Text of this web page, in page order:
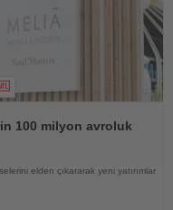
100 milyon avroluk
elden çıkararak yeni yatırımlar